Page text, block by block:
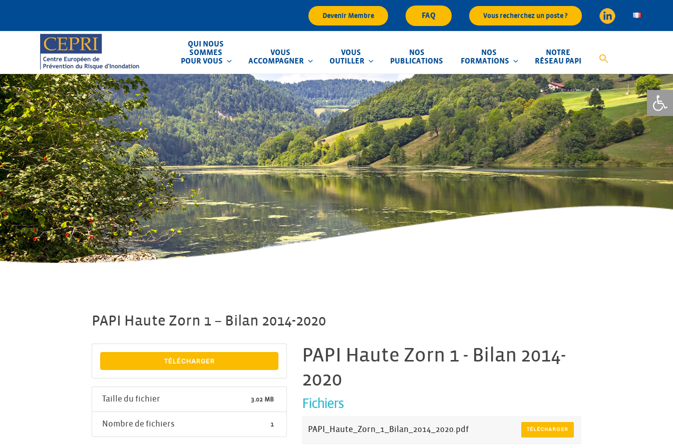
Ouvrir
contenu
Devenir Membre FAQ Vous recherchez un poste ?
QUI NOUS
SOMMES
POUR VOUS
VOUS
ACCOMPAGNER
VOUS
OUTILLER
NOS
PUBLICATIONS
NOS
FORMATIONS
NOTRE
RÉSEAU PAPI
CEPRI
Centre Européen de Prévention du Risque d'Inondation
PAPI Haute Zorn 1 – Bilan 2014-2020
TÉLÉCHARGER
Taille du fichier 3.02 MB
Nombre de fichiers 1
PAPI Haute Zorn 1 - Bilan 2014-
2020
Fichiers
PAPI_Haute_Zorn_1_Bilan_2014_2020.pdf TÉLÉCHARGER